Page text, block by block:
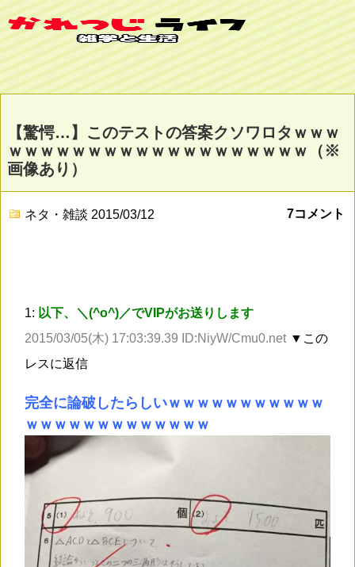
【驚愕…】このテストの答案クソワロタｗｗｗ
ｗｗｗｗｗｗｗｗｗｗｗｗｗｗｗｗｗｗｗ（※
画像あり）
ネタ・雑談 2015/03/12 7コメント
1: 以下、＼(^o^)／でVIPがお送りします
2015/03/05(木) 17:03:39.39 ID:NiyW/Cmu0.net ▼この
レスに返信
完全に論破したらしいｗｗｗｗｗｗｗｗｗｗｗ
ｗｗｗｗｗｗｗｗｗｗｗｗｗ